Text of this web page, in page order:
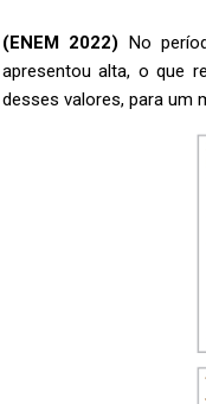
(ENEM 2022) No
apresentou alta, o que
desses valores, para um